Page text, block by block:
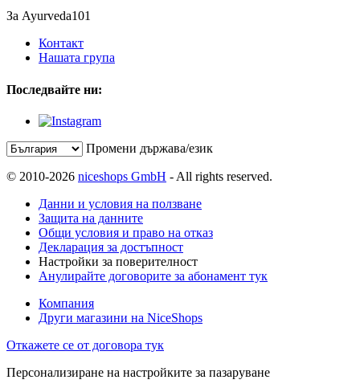
За Ayurveda101
Контакт
Нашата група
Последвайте ни:
Промени държава/език
© 2010-2026 niceshops GmbH - All rights reserved.
Данни и условия на ползване
Защита на данните
Общи условия и право на отказ
Декларация за достъпност
Настройки за поверителност
Анулирайте договорите за абонамент тук
Компания
Други магазини на NiceShops
Откажете се от договора тук
Персонализиране на настройките за пазаруване